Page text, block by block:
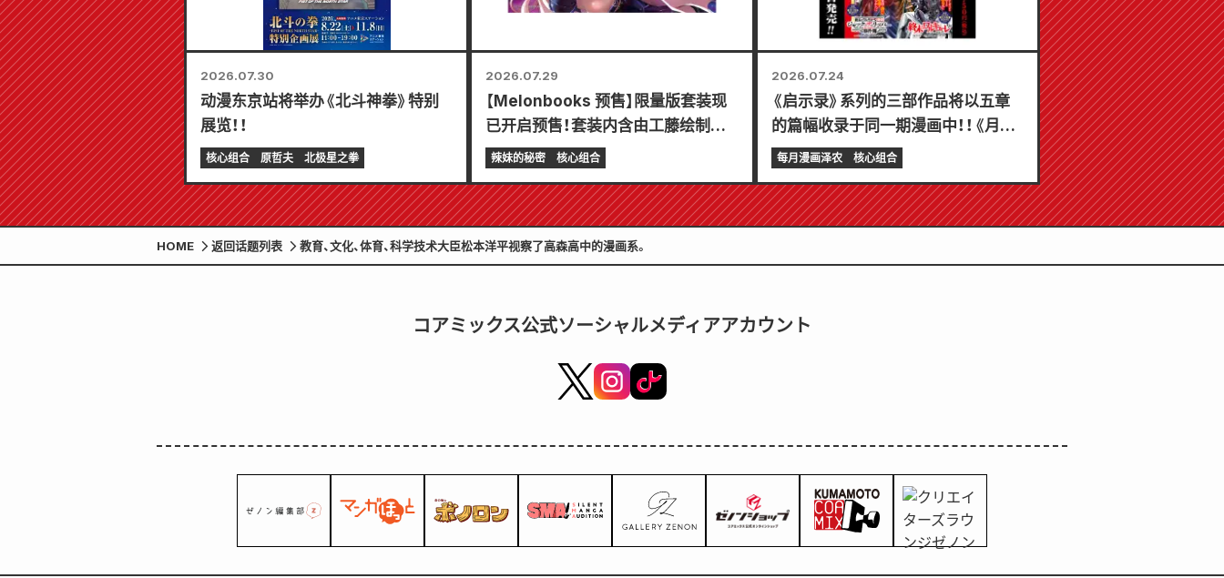
2026.07.30
动漫东京站将举办《北斗神拳》特别
展览！！
核心组合 原哲夫 北极星之拳
2026.07.29
【Melonbooks 预售】限量版套装现
已开启预售！套装内含由工藤绘制的
东条冬树精美插画特别版游戏垫！《辣
20日发售！
辣妹的秘密 核心组合
2026.07.24
《启示录》系列的三部作品将以五章
的篇幅收录于同一期漫画中！！《月刊
Comic Zenon》2026年9月刊将于
每月漫画泽农 核心组合
HOME 返回话题列表 教育、文化、体育、科学技术大臣松本洋平视察了高森高中的漫画系。
コアミックス公式ソーシャルメディアアカウント